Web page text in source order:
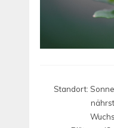
Standort: